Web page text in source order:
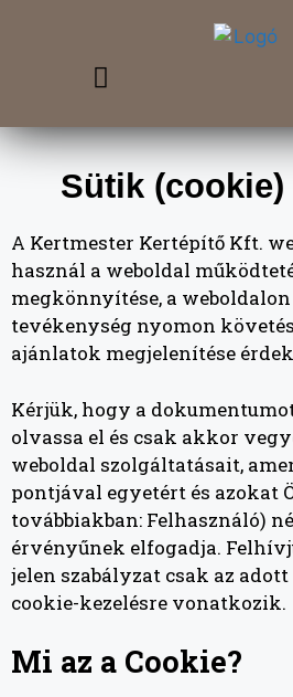
Sütik (cookie)
A Kertmester Kertépítő Kft.
használ a weboldal
megkönnyítése, a
tevékenység nyomon
ajánlatok megjelenítése
Kérjük, hogy a
olvassa el és csak akkor
weboldal szolgáltatásait,
pontjával egyetért és azokat
továbbiakban: Felhasználó)
érvényűnek elfogadja.
jelen szabályzat csak az
cookie-kezelésre vonatkozik.
Mi az a Cookie?